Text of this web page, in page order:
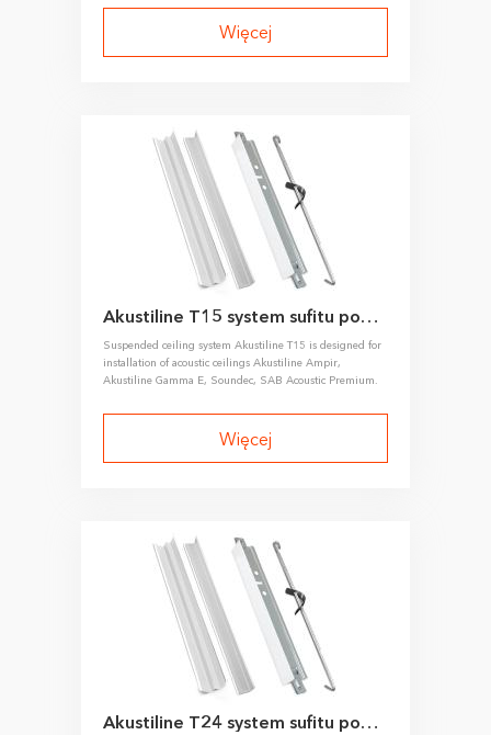
Więcej
Akustiline T15 system sufitu podwieszanego
Suspended ceiling system Akustiline T15 is designed for
installation of acoustic ceilings Akustiline Ampir,
Akustiline Gamma E, Soundec, SAB Acoustic Premium.
Więcej
Akustiline T24 system sufitu podwieszanego